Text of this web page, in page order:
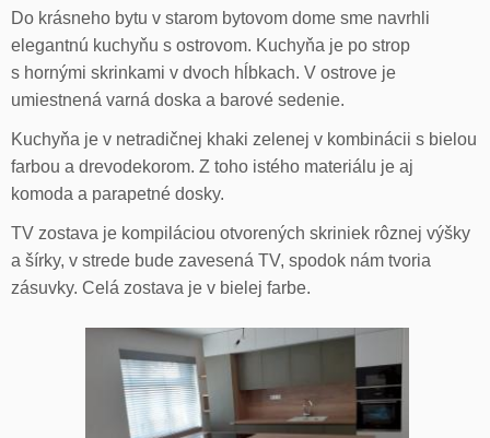
Do krásneho bytu v starom bytovom dome sme navrhli
elegantnú kuchyňu s ostrovom. Kuchyňa je po strop
s hornými skrinkami v dvoch hĺbkach. V ostrove je
umiestnená varná doska a barové sedenie.
Kuchyňa je v netradičnej khaki zelenej v kombinácii s bielou
farbou a drevodekorom. Z toho istého materiálu je aj
komoda a parapetné dosky.
TV zostava je kompiláciou otvorených skriniek rôznej výšky
a šírky, v strede bude zavesená TV, spodok nám tvoria
zásuvky. Celá zostava je v bielej farbe.